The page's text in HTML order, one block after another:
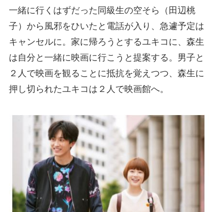
一緒に行くはずだった同級生の空そら（田辺桃
子）から風邪をひいたと電話が入り、急遽予定は
キャンセルに。家に帰ろうとするユキコに、森生
は自分と一緒に映画に行こうと提案する。男子と
２人で映画を観ることに抵抗を覚えつつ、森生に
押し切られたユキコは２人で映画館へ。